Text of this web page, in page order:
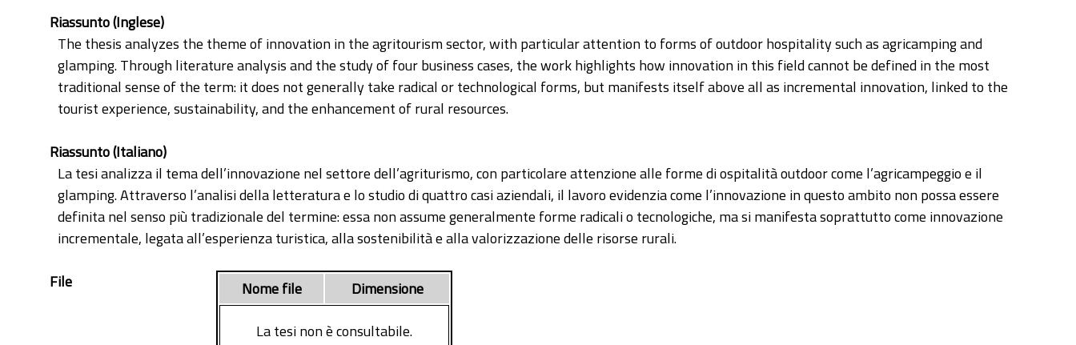
Riassunto (Inglese)
The thesis analyzes the theme of innovation in the agritourism sector, with particular attention to forms of outdoor hospitality such as agricamping and
glamping. Through literature analysis and the study of four business cases, the work highlights how innovation in this field cannot be defined in the most
traditional sense of the term: it does not generally take radical or technological forms, but manifests itself above all as incremental innovation, linked to the
tourist experience, sustainability, and the enhancement of rural resources.
Riassunto (Italiano)
La tesi analizza il tema dell’innovazione nel settore dell’agriturismo, con particolare attenzione alle forme di ospitalità outdoor come l’agricampeggio e il
glamping. Attraverso l’analisi della letteratura e lo studio di quattro casi aziendali, il lavoro evidenzia come l’innovazione in questo ambito non possa essere
definita nel senso più tradizionale del termine: essa non assume generalmente forme radicali o tecnologiche, ma si manifesta soprattutto come innovazione
incrementale, legata all’esperienza turistica, alla sostenibilità e alla valorizzazione delle risorse rurali.
File
Nome file
Dimensione
La tesi non è consultabile.